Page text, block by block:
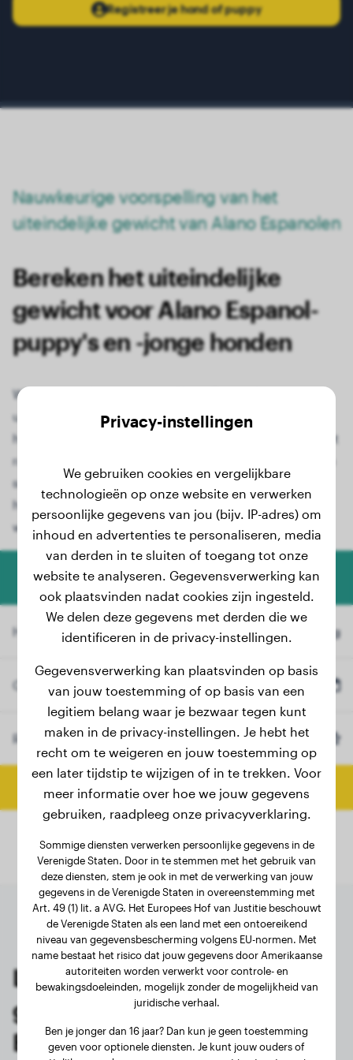
18 maanden 35.00 kg
Registreer je hond of puppy
Nauwkeurige voorspelling van het
uiteindelijke gewicht van Alano Espanolen
Bereken het uiteindelijke
gewicht voor Alano Espanol-
puppy's en -jonge honden
Wilt u weten hoe groot uw Alano Espanol-puppy
uiteindelijk zal worden? Met onze speciale
hondengroeicalculator kunt u het eindgewicht van het
ras Alano Espanol nauwkeurig berekenen. Of u nu een
schattige Alano Espanol-puppy heeft of uw jonge
hond opgroeit, onze gebruiksvriendelijke tool biedt
waardevolle informatie.
Honden Gewicht Calculator
Huidig Gewicht kg
Geboortedatum
Ras (Optioneel) Alano Espanol
Bereken eindgewicht
Laatste wegingen van
geregistreerde Alano
Espanol-eigenaren
Privacy-instellingen
We gebruiken cookies en vergelijkbare
technologieën op onze website en verwerken
persoonlijke gegevens van jou (bijv. IP-adres) om
inhoud en advertenties te personaliseren, media
van derden in te sluiten of toegang tot onze
website te analyseren. Gegevensverwerking kan
ook plaatsvinden nadat cookies zijn ingesteld.
We delen deze gegevens met derden die we
identificeren in de privacy-instellingen.
Gegevensverwerking kan plaatsvinden op basis
van jouw toestemming of op basis van een
legitiem belang waar je bezwaar tegen kunt
maken in de privacy-instellingen. Je hebt het
recht om te weigeren en jouw toestemming op
een later tijdstip te wijzigen of in te trekken. Voor
meer informatie over hoe we jouw gegevens
gebruiken, raadpleeg onze privacyverklaring.
Sommige diensten verwerken persoonlijke gegevens in de
Verenigde Staten. Door in te stemmen met het gebruik van
deze diensten, stem je ook in met de verwerking van jouw
gegevens in de Verenigde Staten in overeenstemming met
Art. 49 (1) lit. a AVG. Het Europees Hof van Justitie beschouwt
de Verenigde Staten als een land met een ontoereikend
niveau van gegevensbescherming volgens EU-normen. Met
name bestaat het risico dat jouw gegevens door Amerikaanse
autoriteiten worden verwerkt voor controle- en
bewakingsdoeleinden, mogelijk zonder de mogelijkheid van
juridische verhaal.
Ben je jonger dan 16 jaar? Dan kun je geen toestemming
geven voor optionele diensten. Je kunt jouw ouders of